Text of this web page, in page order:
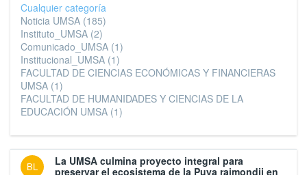
Cualquier categoría
Noticia UMSA (185)
Instituto_UMSA (2)
Comunicado_UMSA (1)
Institucional_UMSA (1)
FACULTAD DE CIENCIAS ECONÓMICAS Y FINANCIERAS
UMSA (1)
FACULTAD DE HUMANIDADES Y CIENCIAS DE LA
EDUCACIÓN UMSA (1)
BL
La UMSA culmina proyecto integral para
preservar el ecosistema de la Puya raimondii en